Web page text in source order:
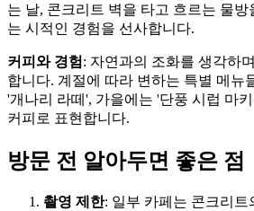
는 날, 콘크리트 벽을 타고 흐르는 물방
는 시적인 경험을 선사합니다.
커피와 경험 : 자연과의 조화를 생각하
합니다. 계절에 따라 변하는 특별 메뉴
'개나리 라떼', 가을에는 '단풍 시럽 마
커피로 표현합니다.
방문 전 알아두면 좋은 점
촬영 제한: 일부 카페는 콘크리트